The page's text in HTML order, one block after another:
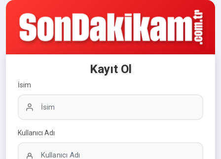
Kayıt Ol
İsim
Kullanıcı Adı